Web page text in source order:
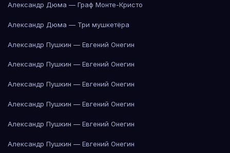
Александр Дюма — Граф Монте-Кристо
Александр Дюма — Три мушкетёра
Александр Пушкин — Евгений Онегин
Александр Пушкин — Евгений Онегин
Александр Пушкин — Евгений Онегин
Александр Пушкин — Евгений Онегин
Александр Пушкин — Евгений Онегин
Александр Пушкин — Евгений Онегин